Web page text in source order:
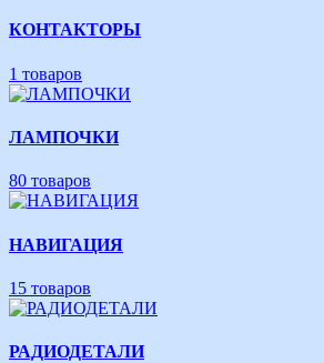
КОНТАКТОРЫ
1 товаров
ЛАМПОЧКИ
80 товаров
НАВИГАЦИЯ
15 товаров
РАДИОДЕТАЛИ